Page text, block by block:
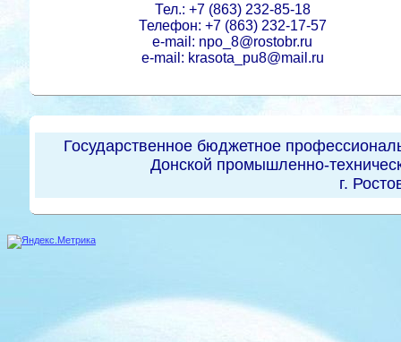
Тел.: +7 (863) 232-85-18
Телефон: +7 (863) 232-17-57
e-mail: npo_8@rostobr.ru
e-mail: krasota_pu8@mail.ru
Государственное бюджетное
Донской промышленно-
г.